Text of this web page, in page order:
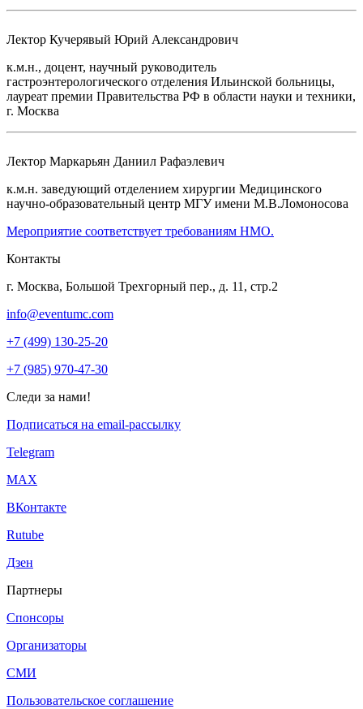
Лектор Кучерявый Юрий Александрович
к.м.н., доцент, научный руководитель
гастроэнтерологического отделения Ильинской больницы,
лауреат премии Правительства РФ в области науки и техники,
г. Москва
Лектор Маркарьян Даниил Рафаэлевич
к.м.н. заведующий отделением хирургии Медицинского
научно-образовательный центр МГУ имени М.В.Ломоносова
Мероприятие соответствует требованиям НМО.
Контакты
г. Москва, Большой Трехгорный пер., д. 11, стр.2
info@eventumc.com
+7 (499) 130-25-20
+7 (985) 970-47-30
Следи за нами!
Подписаться на email-рассылку
Telegram
МАХ
ВКонтакте
Rutube
Дзен
Партнеры
Спонсоры
Организаторы
СМИ
Пользовательское соглашение